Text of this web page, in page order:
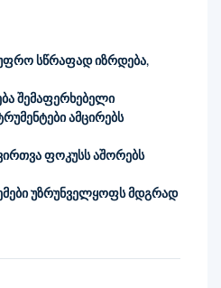
სწრაფად იზრდება,
შემაფერხებელი
ამცირებს
ფოკუსს აშორებს
უზრუნველყოფს მდგრად